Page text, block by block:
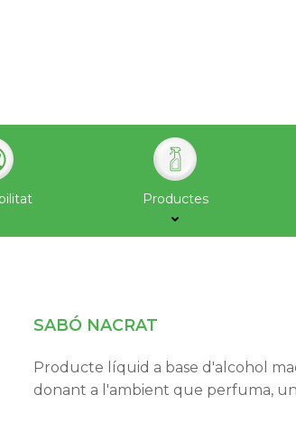
Productes
SABÓ NACRAT
Producte líquid a base d'alcohol
donant a l'ambient que perfuma,